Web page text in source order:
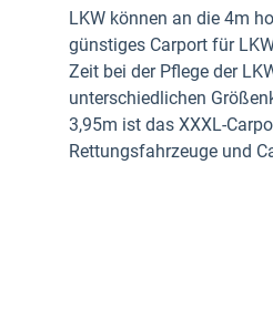
LKW können an die 4m
günstiges Carport für
Zeit bei der Pflege der
unterschiedlichen
3,95m ist das XXXL-
Rettungsfahrzeuge und